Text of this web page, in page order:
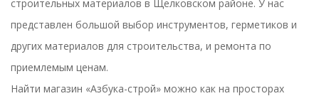
строительных материалов в Щелковском районе. У нас
представлен большой выбор инструментов, герметиков и
других материалов для строительства, и ремонта по
приемлемым ценам.
Найти магазин «Азбука-строй» можно как на просторах